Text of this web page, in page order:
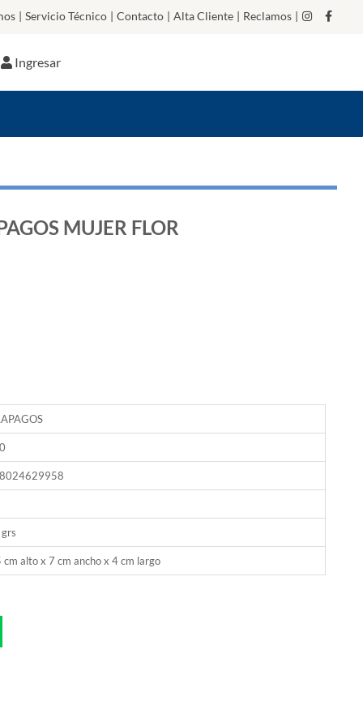
| Servicio Técnico | Contacto | Alta Cliente | Reclamos |
Ingresar
MUJER FLOR
cm alto x 7 cm ancho x 4 cm largo